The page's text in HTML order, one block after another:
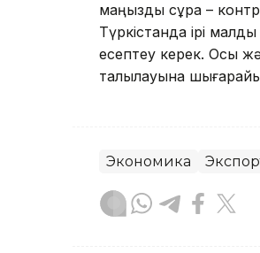
маңызды сұрақ –
Түркістанда ірі
есептеу керек. Осы
талқылауына
Экономика